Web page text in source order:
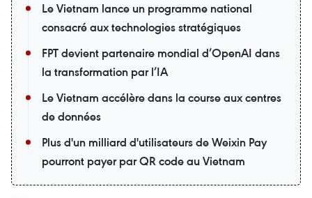
Le Vietnam lance un programme national
consacré aux technologies stratégiques
FPT devient partenaire mondial d’OpenAI dans
la transformation par l’IA
Le Vietnam accélère dans la course aux centres
de données
Plus d'un milliard d'utilisateurs de Weixin Pay
pourront payer par QR code au Vietnam